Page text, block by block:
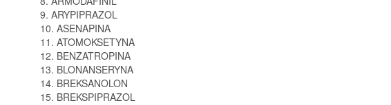
9. ARYPIPRAZOL
10. ASENAPINA
11. ATOMOKSETYNA
12. BENZATROPINA
13. BLONANSERYNA
14. BREKSANOLON
15. BREKSPIPRAZOL